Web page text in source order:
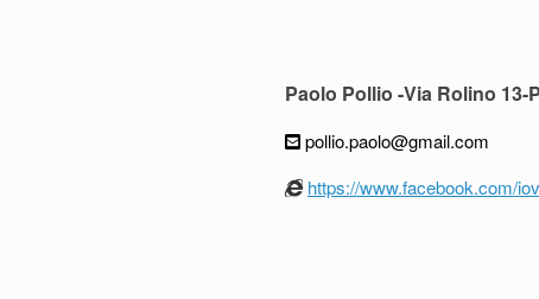
Paolo Pollio -Via Rolino 13-
pollio.paolo@gmail.com
https://www.facebook.com/